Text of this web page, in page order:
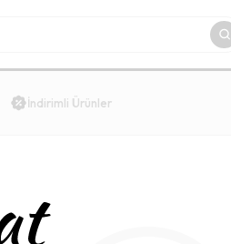
İndirimli Ürünler